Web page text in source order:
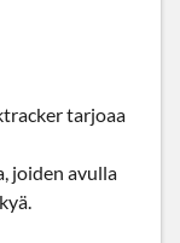
tarjoaa
joiden avulla